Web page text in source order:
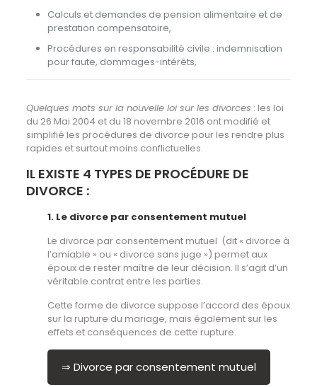
Calculs et demandes de pension alimentaire et de
prestation compensatoire,
Procédures en responsabilité civile : indemnisation
pour faute, dommages-intérêts,
Quelques mots sur la nouvelle loi sur les divorces : les loi
du 26 Mai 2004 et du 18 novembre 2016 ont modifié et
simplifié les procédures de divorce pour les rendre plus
rapides et surtout moins conflictuelles.
IL EXISTE 4 TYPES DE PROCÉDURE DE
DIVORCE :
1. Le divorce par consentement mutuel
Le divorce par consentement mutuel (dit « divorce à
l’amiable » ou « divorce sans juge ») permet aux
époux de rester maître de leur décision. Il s’agit d’un
véritable contrat entre les parties.
Cette forme de divorce suppose l’accord des époux
sur la rupture du mariage, mais également sur les
effets et conséquences de cette rupture.
⇒ Divorce par consentement mutuel